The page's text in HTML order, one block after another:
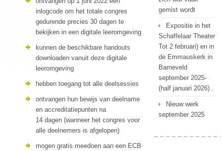
inlogcode om het totale congres
gedurende precies 30 dagen te
bekijken in een digitale leeromgeving
kunnen de beschikbare handouts
downloaden vanuit deze digitale
leeromgeving
hebben toegang tot alle deelsessies
ontvangen hun bewijs van deelname
en accreditatiepunten na
14 dagen (wanneer het congres voor
alle deelnemers is afgelopen)
mogen gratis meedoen aan een ECB
gemist wordt
Expositie in het
Schaffelaar Theater
Tot 2 februari) en in
de Emmauskerk in
Barneveld
september 2025-
(half januari 2026) .
Nieuw werk
september 2025